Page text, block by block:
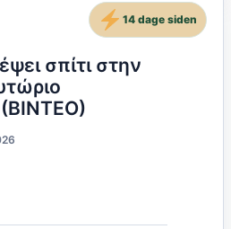
σπίτι στην
14 dage siden